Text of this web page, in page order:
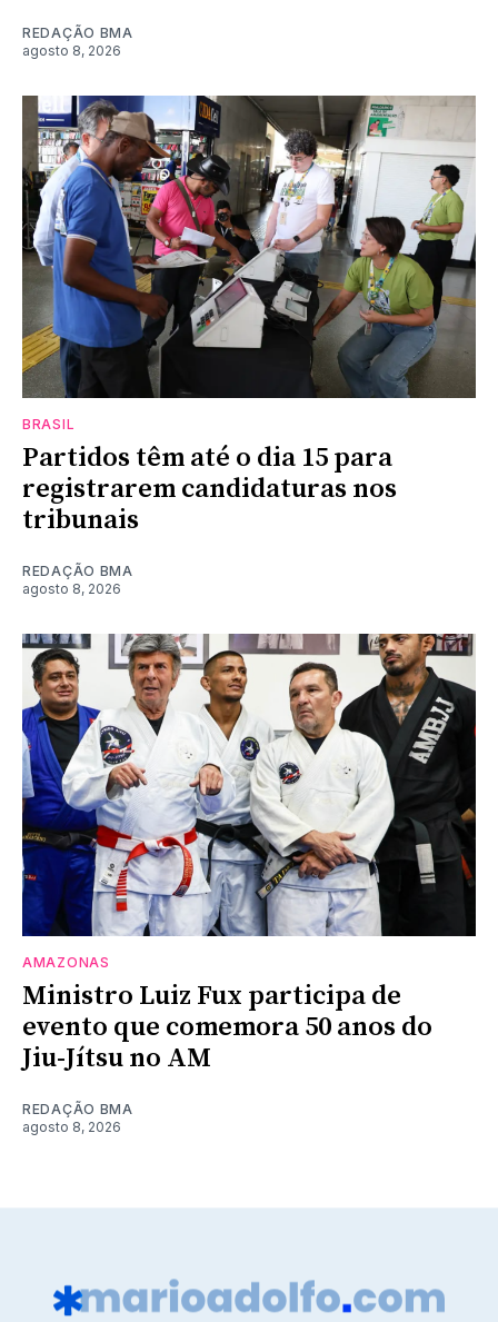
REDAÇÃO BMA
agosto 8, 2026
BRASIL
Partidos têm até o dia 15 para
registrarem candidaturas nos
tribunais
REDAÇÃO BMA
agosto 8, 2026
AMAZONAS
Ministro Luiz Fux participa de
evento que comemora 50 anos do
Jiu-Jítsu no AM
REDAÇÃO BMA
agosto 8, 2026